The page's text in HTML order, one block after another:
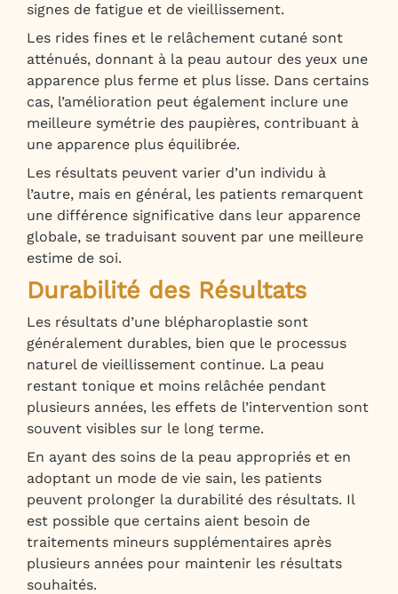
signes de fatigue et de vieillissement.
Les rides fines et le relâchement cutané sont
atténués, donnant à la peau autour des yeux une
apparence plus ferme et plus lisse. Dans certains
cas, l’amélioration peut également inclure une
meilleure symétrie des paupières, contribuant à
une apparence plus équilibrée.
Les résultats peuvent varier d’un individu à
l’autre, mais en général, les patients remarquent
une différence significative dans leur apparence
globale, se traduisant souvent par une meilleure
estime de soi.
Durabilité des Résultats
Les résultats d’une blépharoplastie sont
généralement durables, bien que le processus
naturel de vieillissement continue. La peau
restant tonique et moins relâchée pendant
plusieurs années, les effets de l’intervention sont
souvent visibles sur le long terme.
En ayant des soins de la peau appropriés et en
adoptant un mode de vie sain, les patients
peuvent prolonger la durabilité des résultats. Il
est possible que certains aient besoin de
traitements mineurs supplémentaires après
plusieurs années pour maintenir les résultats
souhaités.